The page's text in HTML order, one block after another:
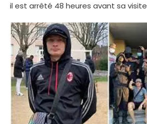
il est arrêté 48 heures avant sa visite